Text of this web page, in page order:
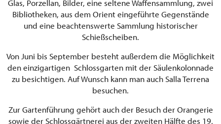
Glas, Porzellan, Bilder, eine seltene Waffensammlung, zwei
Bibliotheken, aus dem Orient eingeführte Gegenstände
und eine beachtenswerte Sammlung historischer
Schießscheiben.
Von Juni bis September besteht außerdem die Möglichkeit
den einzigartigen Schlossgarten mit der Säulenkolonnade
zu besichtigen. Auf Wunsch kann man auch Salla Terrena
besuchen.
Zur Gartenführung gehört auch der Besuch der Orangerie
sowie der Schlossgärtnerei aus der zweiten Hälfte des 19.